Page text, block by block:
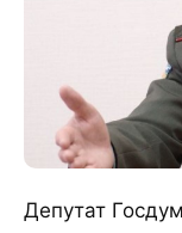
Депутат